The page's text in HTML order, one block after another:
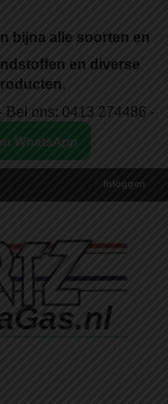
bijna alle soorten en
en diverse
- Bel ons: 0413 274486 -
Inloggen